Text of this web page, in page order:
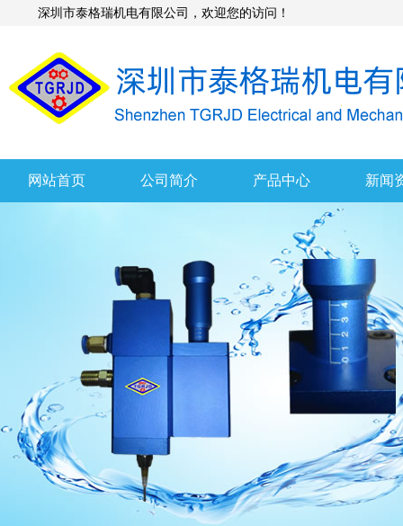
深圳市泰格瑞机电有限公司，欢迎您的访问！
网站首页 公司简介 产品中心 新闻